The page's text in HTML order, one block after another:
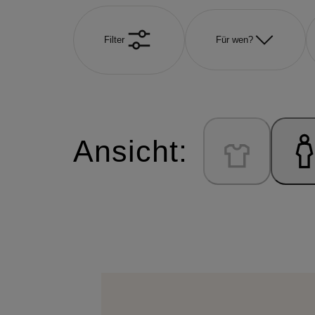
Filter Für wen?
Ansicht: